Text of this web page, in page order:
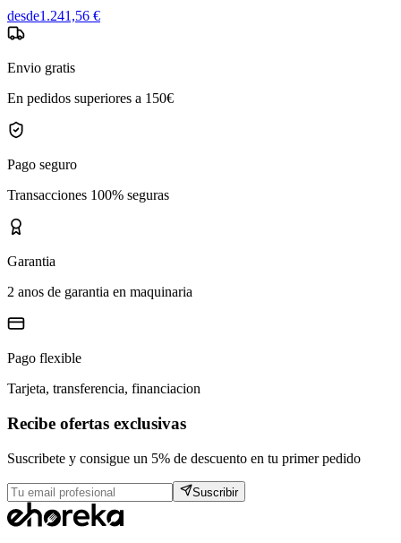
desde1.241,56 €
Envio gratis
En pedidos superiores a 150€
Pago seguro
Transacciones 100% seguras
Garantia
2 anos de garantia en maquinaria
Pago flexible
Tarjeta, transferencia, financiacion
Recibe ofertas exclusivas
Suscribete y consigue un 5% de descuento en tu primer pedido
Suscribir